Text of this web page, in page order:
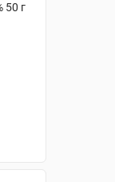
50 г